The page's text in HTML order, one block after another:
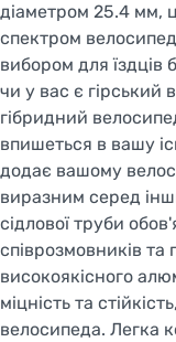
діаметром 25.4 мм,
спектром
вибором для їздців
чи у вас є
гібридний
впишеться в вашу
додає вашому
виразним серед
сідлової труби
співрозмовників
високоякісного
міцність та
велосипеда. Легка